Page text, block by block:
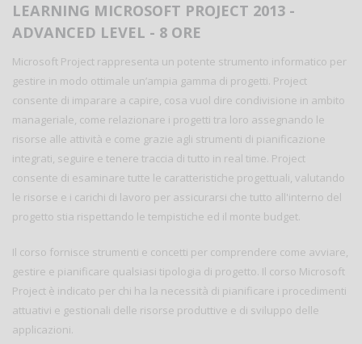
LEARNING MICROSOFT PROJECT 2013 -
ADVANCED LEVEL - 8 ORE
Microsoft Project rappresenta un potente strumento informatico per
gestire in modo ottimale un’ampia gamma di progetti. Project
consente di imparare a capire, cosa vuol dire condivisione in ambito
manageriale, come relazionare i progetti tra loro assegnando le
risorse alle attività e come grazie agli strumenti di pianificazione
integrati, seguire e tenere traccia di tutto in real time. Project
consente di esaminare tutte le caratteristiche progettuali, valutando
le risorse e i carichi di lavoro per assicurarsi che tutto all'interno del
progetto stia rispettando le tempistiche ed il monte budget.
Il corso fornisce strumenti e concetti per comprendere come avviare,
gestire e pianificare qualsiasi tipologia di progetto. Il corso Microsoft
Project è indicato per chi ha la necessità di pianificare i procedimenti
attuativi e gestionali delle risorse produttive e di sviluppo delle
applicazioni.